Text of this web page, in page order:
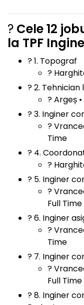
? Cele 12
la TPF
? 1. Topograf
?
? 2.
? Argeș
? 3. Inginer
?
Time
? 4.
?
? 5. Inginer
?
Full Time
? 6. Inginer
?
Time
? 7. Inginer
?
Full Time
? 8. Inginer